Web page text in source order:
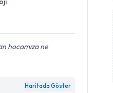
hocamıza ne
Haritada Göster